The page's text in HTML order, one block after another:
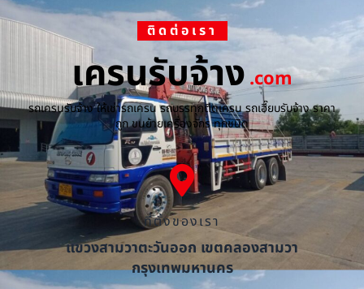
ติดต่อเรา
เครนรับจ้าง.com
รถเครนรับจ้าง ให้เช่ารถเครน รถบรรทุกติดเครน รถเฮี๊ยบรับจ้าง ราคา
ถูก ขนย้ายเครื่องจักร ทุกชนิด
ที่ตั้งของเรา
แขวงสามวาตะวันออก เขตคลองสามวา
กรุงเทพมหานคร